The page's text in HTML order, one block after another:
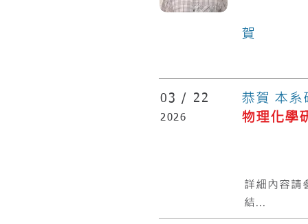
賀
03 / 22
2026
恭賀 本
物理化學
詳細內容請
結...